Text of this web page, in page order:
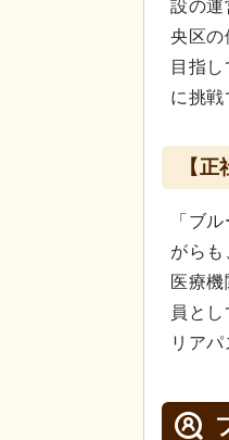
設の運
央区の
目指
に挑戦
【
「ブ
がら
医療
員と
リア